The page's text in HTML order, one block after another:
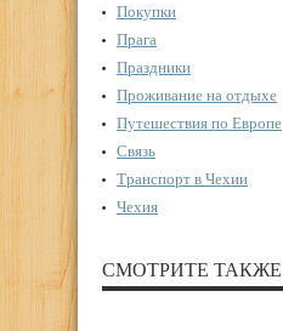
Покупки
Прага
Праздники
Проживание на отдыхе
Путешествия по Европе
Связь
Транспорт в Чехии
Чехия
СМОТРИТЕ ТАКЖЕ